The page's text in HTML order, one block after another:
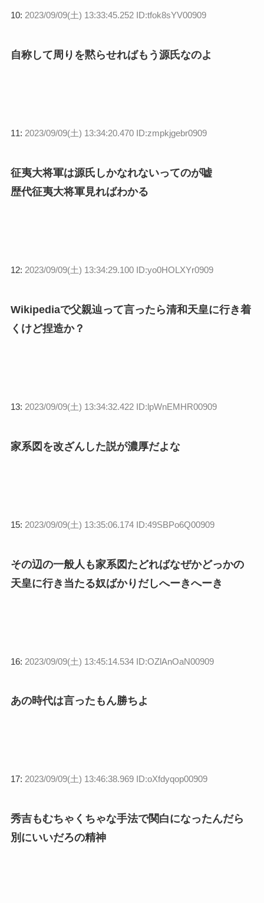
10: 2023/09/09(土) 13:33:45.252 ID:tfok8sYV00909
自称して周りを黙らせればもう源氏なのよ
11: 2023/09/09(土) 13:34:20.470 ID:zmpkjgebr0909
征夷大将軍は源氏しかなれないってのが嘘
歴代征夷大将軍見ればわかる
12: 2023/09/09(土) 13:34:29.100 ID:yo0HOLXYr0909
Wikipediaで父親辿って言ったら清和天皇に行き着
くけど捏造か？
13: 2023/09/09(土) 13:34:32.422 ID:lpWnEMHR00909
家系図を改ざんした説が濃厚だよな
15: 2023/09/09(土) 13:35:06.174 ID:49SBPo6Q00909
その辺の一般人も家系図たどればなぜかどっかの
天皇に行き当たる奴ばかりだしへーきへーき
16: 2023/09/09(土) 13:45:14.534 ID:OZlAnOaN00909
あの時代は言ったもん勝ちよ
17: 2023/09/09(土) 13:46:38.969 ID:oXfdyqop00909
秀吉もむちゃくちゃな手法で関白になったんだら
別にいいだろの精神